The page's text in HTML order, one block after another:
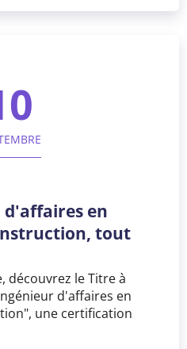
en
tout
découvrez le Titre à
d'affaires en
une certification